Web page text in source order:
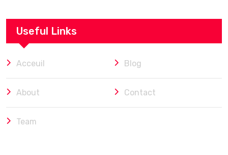
Useful Links
Acceuil Blog
About Contact
Team